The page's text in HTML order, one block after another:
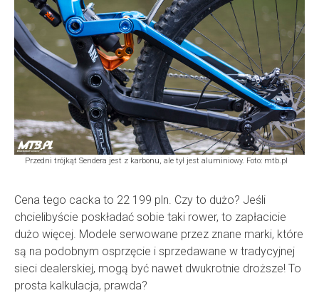
Przedni trójkąt Sendera jest z karbonu, ale tył jest aluminiowy. Foto: mtb.pl
Cena tego cacka to 22 199 pln. Czy to dużo? Jeśli
chcielibyście poskładać sobie taki rower, to zapłacicie
dużo więcej. Modele serwowane przez znane marki, które
są na podobnym osprzęcie i sprzedawane w tradycyjnej
sieci dealerskiej, mogą być nawet dwukrotnie droższe! To
prosta kalkulacja, prawda?